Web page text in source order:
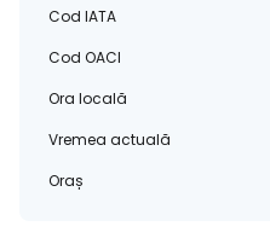
Cod IATA
Cod OACI
Ora locală
Vremea actuală
Oraș